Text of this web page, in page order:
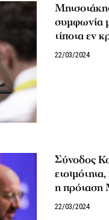
συμφωνία
τίποτα εν
22/03/2024
Σύνοδος
η πρόταση
22/03/2024